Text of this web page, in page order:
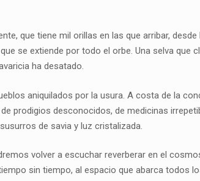
que tiene mil orillas en las que arribar,
se extiende por todo el orbe. Una selva
ha desatado.
aniquilados por la usura. A costa de la
prodigios desconocidos, de medicinas
de savia y luz cristalizada.
volver a escuchar reverberar en el
sin tiempo, al espacio que abarca todos